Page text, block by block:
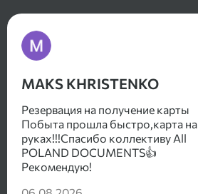
MAKS KHRISTENKO
Резервация на получение карты
Побыта прошла быстро,карта на
руках!!!Спасибо коллективу All
POLAND DOCUMENTS👍
Рекомендую!